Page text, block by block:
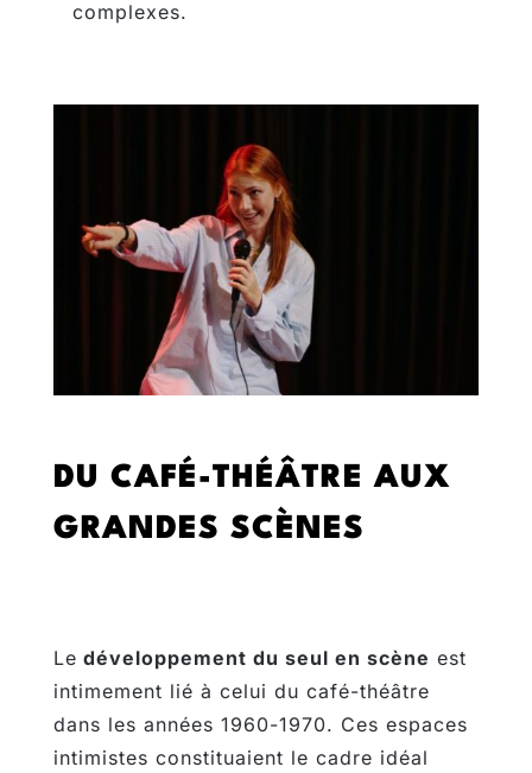
complexes.
DU CAFÉ-THÉÂTRE AUX
GRANDES SCÈNES
Le développement du seul en scène est
intimement lié à celui du café-théâtre
dans les années 1960-1970. Ces espaces
intimistes constituaient le cadre idéal